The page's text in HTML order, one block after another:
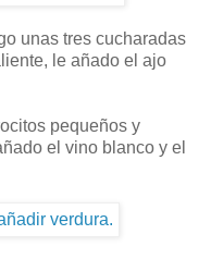
unas tres cucharadas
le añado el ajo
pequeños y
el vino blanco y el